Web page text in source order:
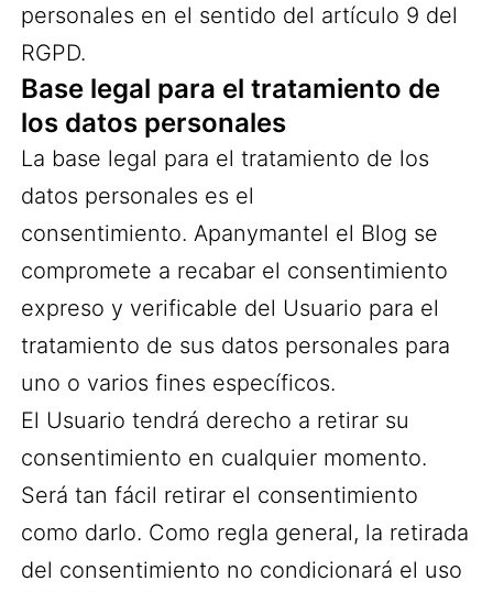
personales en el sentido del artículo 9 del
RGPD.
Base legal para el tratamiento de
los datos personales
La base legal para el tratamiento de los
datos personales es el
consentimiento. Apanymantel el Blog se
compromete a recabar el consentimiento
expreso y verificable del Usuario para el
tratamiento de sus datos personales para
uno o varios fines específicos.
El Usuario tendrá derecho a retirar su
consentimiento en cualquier momento.
Será tan fácil retirar el consentimiento
como darlo. Como regla general, la retirada
del consentimiento no condicionará el uso